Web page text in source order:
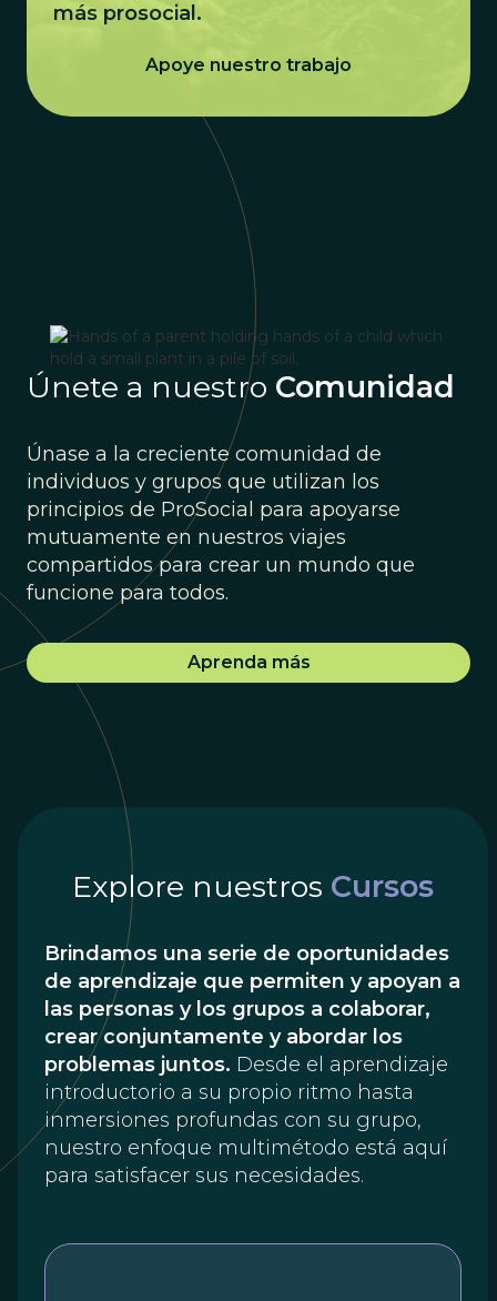
más prosocial.
Apoye nuestro trabajo
Únete a nuestro Comunidad
Únase a la creciente comunidad de
individuos y grupos que utilizan los
principios de ProSocial para apoyarse
mutuamente en nuestros viajes
compartidos para crear un mundo que
funcione para todos.
Aprenda más
Explore nuestros Cursos
Brindamos una serie de oportunidades
de aprendizaje que permiten y apoyan a
las personas y los grupos a colaborar,
crear conjuntamente y abordar los
problemas juntos. Desde el aprendizaje
introductorio a su propio ritmo hasta
inmersiones profundas con su grupo,
nuestro enfoque multimétodo está aquí
para satisfacer sus necesidades.